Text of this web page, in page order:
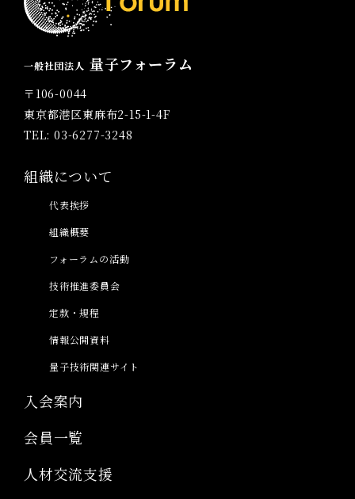
一般社団法人 量子フォーラム
〒106-0044
東京都港区東麻布2-15-1-4F
TEL: 03-6277-3248
組織について
代表挨拶
組織概要
フォーラムの活動
技術推進委員会
定款・規程
情報公開資料
量子技術関連サイト
入会案内
会員一覧
人材交流支援